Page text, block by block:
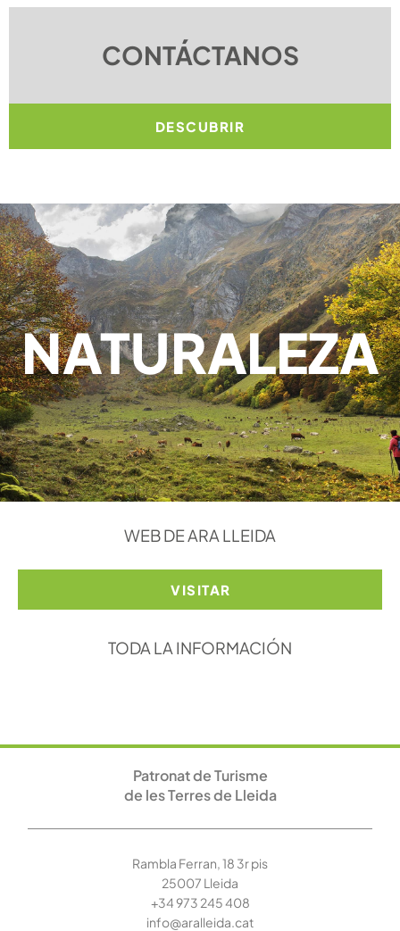
CONTÁCTANOS
DESCUBRIR
NATURALEZA
WEB DE ARA LLEIDA
VISITAR
TODA LA INFORMACIÓN
Patronat de Turisme
de les Terres de Lleida
Rambla Ferran, 18 3r pis
25007 Lleida
+34 973 245408
info@aralleida.cat